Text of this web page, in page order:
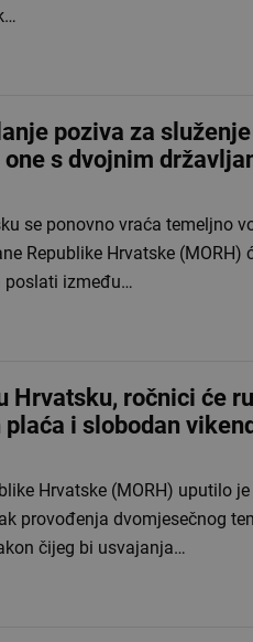
poziva za
s dvojnim
se ponovno vraća temeljno
Republike Hrvatske (MORH)
poslati između…
Hrvatsku, ročnici će
i slobodan
Hrvatske (MORH) uputilo
provođenja dvomjesečnog
čijeg bi usvajanja…